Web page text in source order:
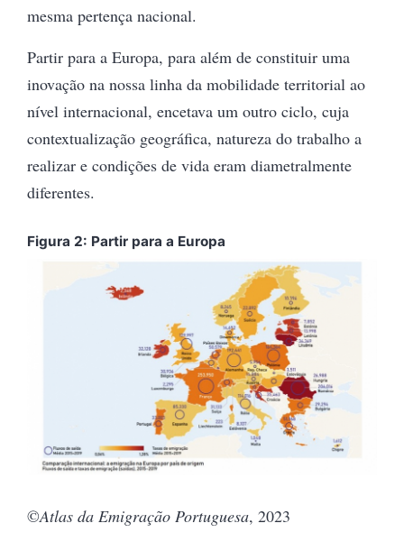
mesma pertença nacional.
Partir para a Europa, para além de constituir uma
inovação na nossa linha da mobilidade territorial ao
nível internacional, encetava um outro ciclo, cuja
contextualização geográfica, natureza do trabalho a
realizar e condições de vida eram diametralmente
diferentes.
Figura 2: Partir para a Europa
©Atlas da Emigração Portuguesa, 2023